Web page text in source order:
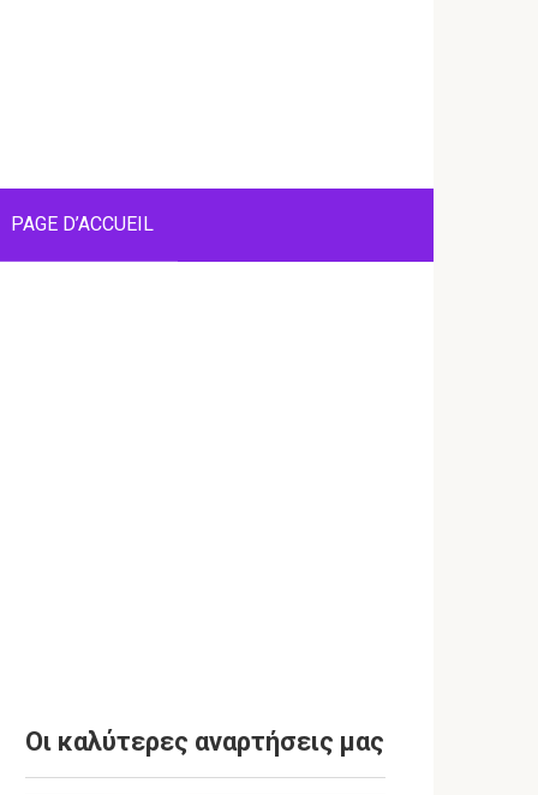
PAGE D’ACCUEIL
Οι καλύτερες αναρτήσεις μας